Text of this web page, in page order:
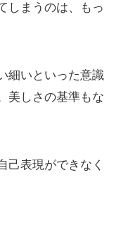
しまうのは、もっ
細いといった意識
美しさの基準もな
表現ができなく